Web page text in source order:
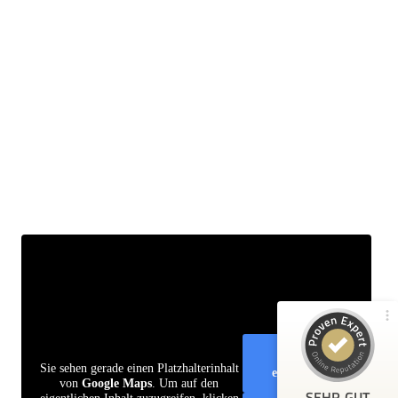
Sie sehen gerade einen Platzhalterinhalt
vonGoogle Maps . Um auf den
Inhalt
entsperren
6
Bewertungen auf
ProvenExpert.com
Blick aufs ProvenExpert-Profil werfen